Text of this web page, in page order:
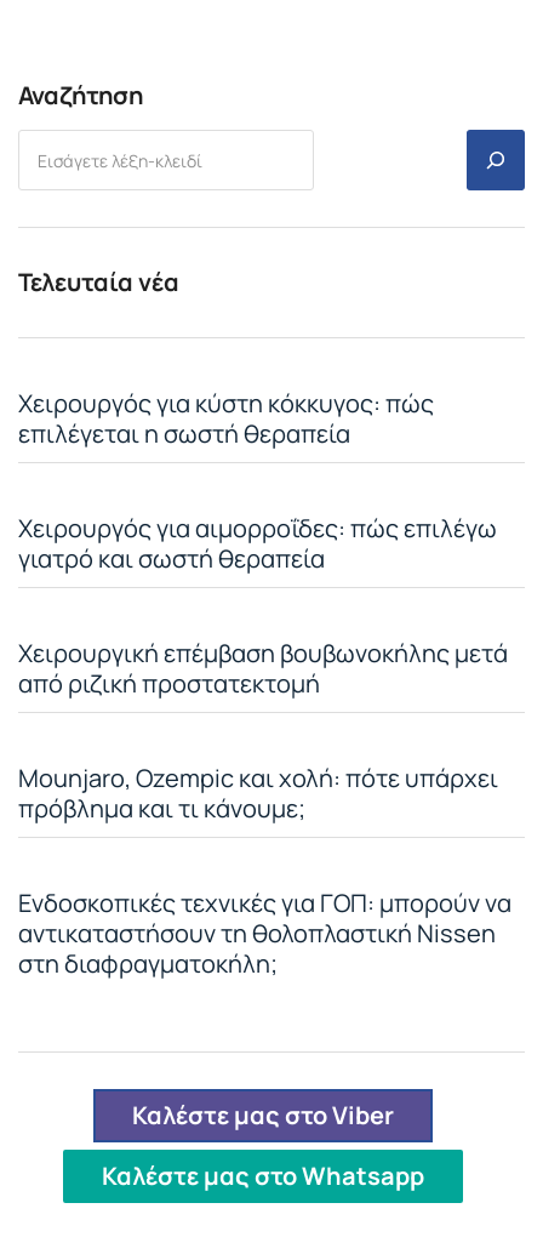
Αναζήτηση
Τελευταία νέα
Χειρουργός για κύστη κόκκυγος: πώς
επιλέγεται η σωστή θεραπεία
Χειρουργός για αιμορροΐδες: πώς επιλέγω
γιατρό και σωστή θεραπεία
Χειρουργική επέμβαση βουβωνοκήλης μετά
από ριζική προστατεκτομή
Mounjaro, Ozempic και χολή: πότε υπάρχει
πρόβλημα και τι κάνουμε;
Ενδοσκοπικές τεχνικές για ΓΟΠ: μπορούν να
αντικαταστήσουν τη θολοπλαστική Nissen
στη διαφραγματοκήλη;
Καλέστε μας στο Viber
Καλέστε μας στο Whatsapp